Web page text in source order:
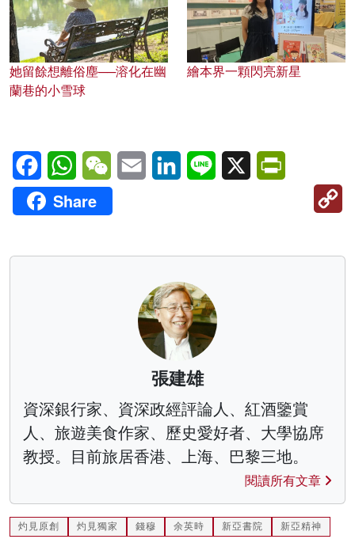
她留餘想離俗塵──溶化在幽
蘭巷的小雪球
繪本界一顆閃亮新星
FacebookWhatsAppWeChatEmail LinkedInLine X
Share
張建雄
資深銀行家、資深政經評論人、紅酒鑒賞
人、旅遊美食作家、歷史愛好者、大學協席
教授。目前旅居香港、上海、巴黎三地。
閱讀所有文章
灼見原創 灼見獨家 錢穆 余英時 新亞書院 新亞精神